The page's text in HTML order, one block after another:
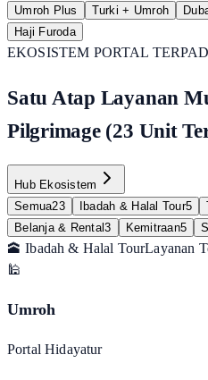
Umroh Plus
Turki + Umroh
Haji Furoda
EKOSISTEM PORTAL
Satu Atap Layanan
Pilgrimage (23 Unit
Hub Ekosistem
Semua23 Ibadah & Halal Tour5
Belanja & Rental3 Kemitraan5
🕋 Ibadah & Halal TourLayanan
🕌
Umroh
Portal Hidayatur